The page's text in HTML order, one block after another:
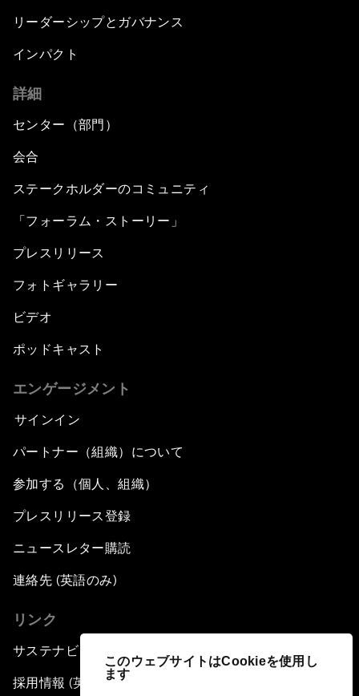
このウェブサイトはCookieを使用し
ます
リーダーシップとガバナンス
インパクト
詳細
センター（部門）
会合
ステークホルダーのコミュニティ
「フォーラム・ストーリー」
プレスリリース
フォトギャラリー
ビデオ
ポッドキャスト
エンゲージメント
サインイン
パートナー（組織）について
参加する（個人、組織）
プレスリリース登録
ニュースレター購読
連絡先 (英語のみ)
リンク
サステナビリティへの取り組み
採用情報 (英語のみ)